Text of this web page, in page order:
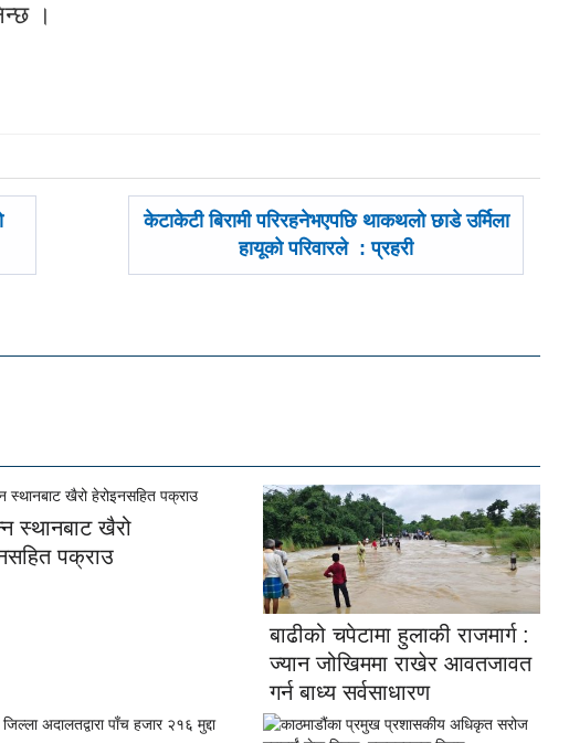
।
अघिल्लाे
केटाकेटी बिरामी परिरहनेभएपछि थाकथलो छाडे उर्मिला
हायूको परिवारले : प्रहरी
स्थानबाट खैरो
पक्राउ
बाढीको चपेटामा हुलाकी राजमार्ग :
ज्यान जोखिममा राखेर आवतजावत
गर्न बाध्य सर्वसाधारण